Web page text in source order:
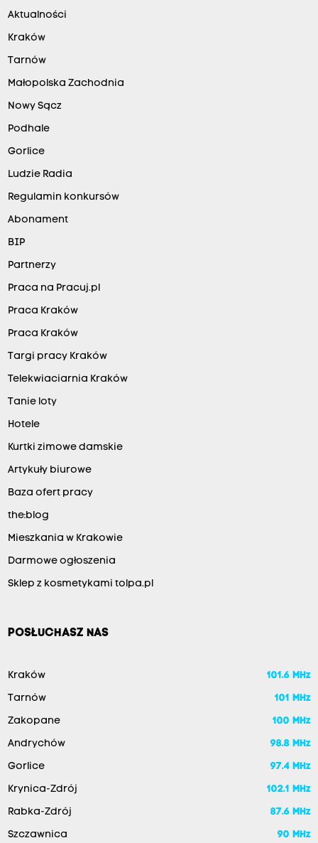
Aktualności
Kraków
Tarnów
Małopolska Zachodnia
Nowy Sącz
Podhale
Gorlice
Ludzie Radia
Regulamin konkursów
Abonament
BIP
Partnerzy
Praca na Pracuj.pl
Praca Kraków
Praca Kraków
Targi pracy Kraków
Telekwiaciarnia Kraków
Tanie loty
Hotele
Kurtki zimowe damskie
Artykuły biurowe
Baza ofert pracy
the:blog
Mieszkania w Krakowie
Darmowe ogłoszenia
Sklep z kosmetykami tolpa.pl
POSŁUCHASZ NAS
Kraków 101.6 MHz
Tarnów 101 MHz
Zakopane 100 MHz
Andrychów 98.8 MHz
Gorlice 97.4 MHz
Krynica-Zdrój 102.1 MHz
Rabka-Zdrój 87.6 MHz
Szczawnica 90 MHz